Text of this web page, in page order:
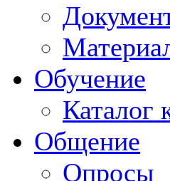
Обучение
Каталог
Общение
Опросы